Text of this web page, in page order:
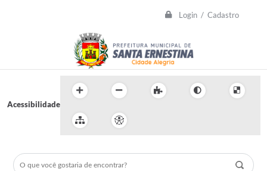
Login / Cadastro
Acessibilidade